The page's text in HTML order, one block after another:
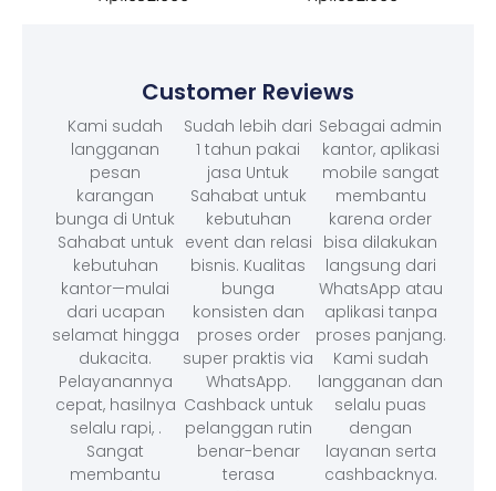
Customer Reviews
Kami sudah
langganan
pesan
karangan
bunga di Untuk
Sahabat untuk
kebutuhan
kantor—mulai
dari ucapan
selamat hingga
dukacita.
Pelayanannya
cepat, hasilnya
selalu rapi, .
Sangat
membantu
Sudah lebih dari
1 tahun pakai
jasa Untuk
Sahabat untuk
kebutuhan
event dan relasi
bisnis. Kualitas
bunga
konsisten dan
proses order
super praktis via
WhatsApp.
Cashback untuk
pelanggan rutin
benar-benar
terasa
Sebagai admin
kantor, aplikasi
mobile sangat
membantu
karena order
bisa dilakukan
langsung dari
WhatsApp atau
aplikasi tanpa
proses panjang.
Kami sudah
langganan dan
selalu puas
dengan
layanan serta
cashbacknya.